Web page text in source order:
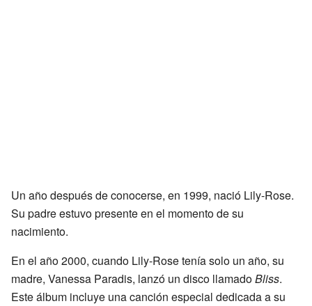
Un año después de conocerse, en 1999, nació Lily-Rose.
Su padre estuvo presente en el momento de su
nacimiento.
En el año 2000, cuando Lily-Rose tenía solo un año, su
madre, Vanessa Paradis, lanzó un disco llamadoBliss.
Este álbum incluye una canción especial dedicada a su